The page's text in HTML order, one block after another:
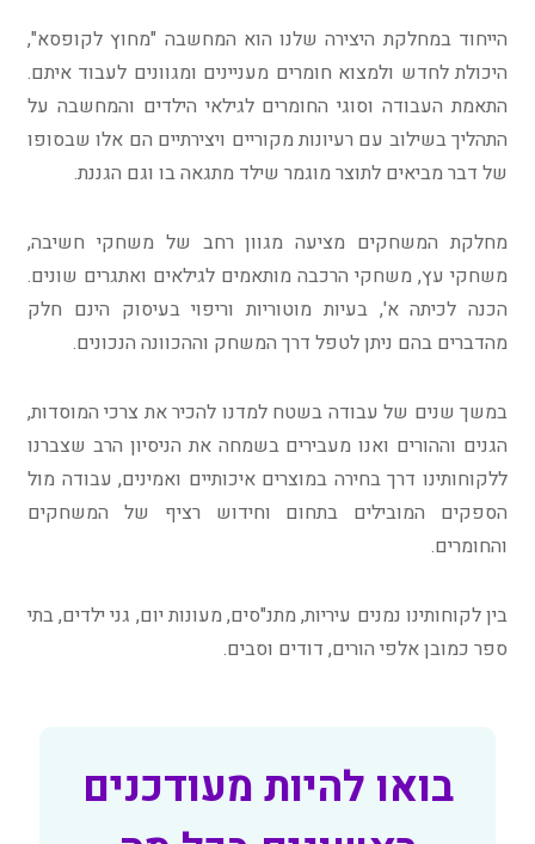
הייחוד במחלקת היצירה שלנו הוא המחשבה "מחוץ לקופסא",
היכולת לחדש ולמצוא חומרים מעניינים ומגוונים לעבוד איתם.
התאמת העבודה וסוגי החומרים לגילאי הילדים והמחשבה על
התהליך בשילוב עם רעיונות מקוריים ויצירתיים הם אלו שבסופו
של דבר מביאים לתוצר מוגמר שילד מתגאה בו וגם הגננת.
מחלקת המשחקים מציעה מגוון רחב של משחקי חשיבה,
משחקי עץ, משחקי הרכבה מותאמים לגילאים ואתגרים שונים.
הכנה לכיתה א', בעיות מוטוריות וריפוי בעיסוק הינם חלק
מהדברים בהם ניתן לטפל דרך המשחק וההכוונה הנכונים.
במשך שנים של עבודה בשטח למדנו להכיר את צרכי המוסדות,
הגנים וההורים ואנו מעבירים בשמחה את הניסיון הרב שצברנו
ללקוחותינו דרך בחירה במוצרים איכותיים ואמינים, עבודה מול
הספקים המובילים בתחום וחידוש רציף של המשחקים
והחומרים.
בין לקוחותינו נמנים עיריות, מתנ"סים, מעונות יום, גני ילדים, בתי
ספר כמובן אלפי הורים, דודים וסבים.